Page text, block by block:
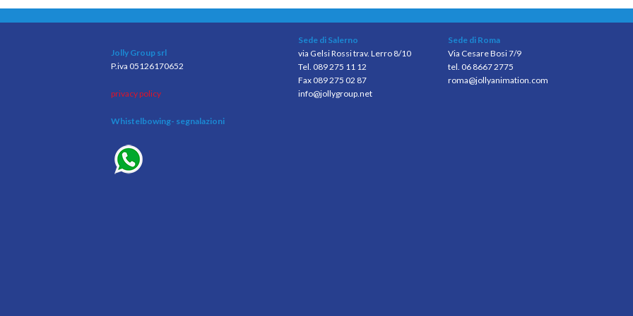
Jolly Group srl
P.iva 05126170652
privacy policy
Whistelbowing- segnalazioni
Sede di Salerno
via Gelsi Rossi trav. Lerro 8/10
Tel. 089 275 11 12
Fax 089 275 02 87
info@jollygroup.net
Sede di Roma
Via Cesare Bosi 7/9
tel. 06 8667 2775
roma@jollyanimation.com